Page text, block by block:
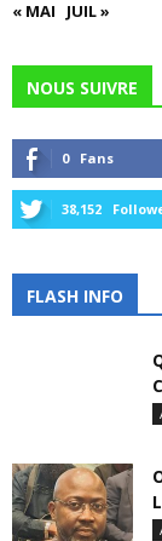
« MAI JUIL »
NOUS SUIVRE
0 Fans
38,152
FLASH INFO